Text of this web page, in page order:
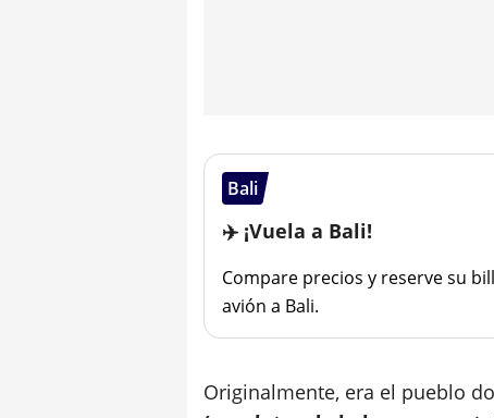
Bali
✈️ ¡Vuela a Bali!
Compare precios y reserve su
avión a Bali.
Originalmente, era el pueblo